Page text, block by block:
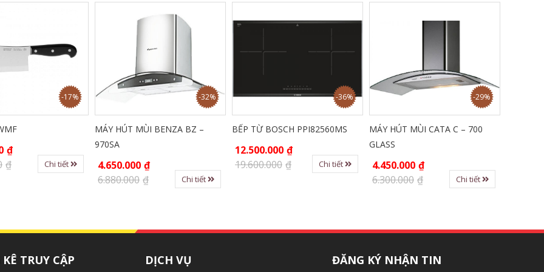
-17%
₫
₫ Chi tiết
-32%
MÁY HÚT MÙI BENZA BZ –
970SA
4.650.000 ₫
6.880.000 ₫ Chi tiết
-36%
BẾP TỪ BOSCH PPI82560MS
12.500.000 ₫
19.600.000 ₫ Chi tiết
-29%
MÁY HÚT MÙI CATA C – 700
GLASS
4.450.000 ₫
6.300.000 ₫ Chi tiết
TRUY CẬP DỊCH VỤ ĐĂNG KÝ NHẬN TIN